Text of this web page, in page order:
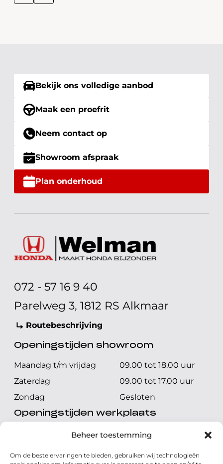
Beheer toestemming
Om de beste ervaringen te bieden, gebruiken wij technologieën
Bekijk ons volledige aanbod
Maak een proefrit
Neem contact op
Showroom afspraak
Plan onderhoud
072 - 57 16 9 40
Parelweg 3, 1812 RS Alkmaar
Routebeschrijving
Openingstijden showroom
Maandag t/m vrijdag
09.00 tot 18.00 uur
Zaterdag
09.00 tot 17.00 uur
Zondag
Gesloten
Openingstijden werkplaats
Maandag t/m vrijdag
08.00 tot 17.00 uur